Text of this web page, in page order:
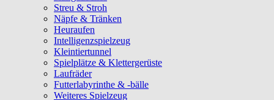
Streu & Stroh
Näpfe & Tränken
Heuraufen
Intelligenzspielzeug
Kleintiertunnel
Spielplätze & Klettergerüste
Laufräder
Futterlabyrinthe & -bälle
Weiteres Spielzeug